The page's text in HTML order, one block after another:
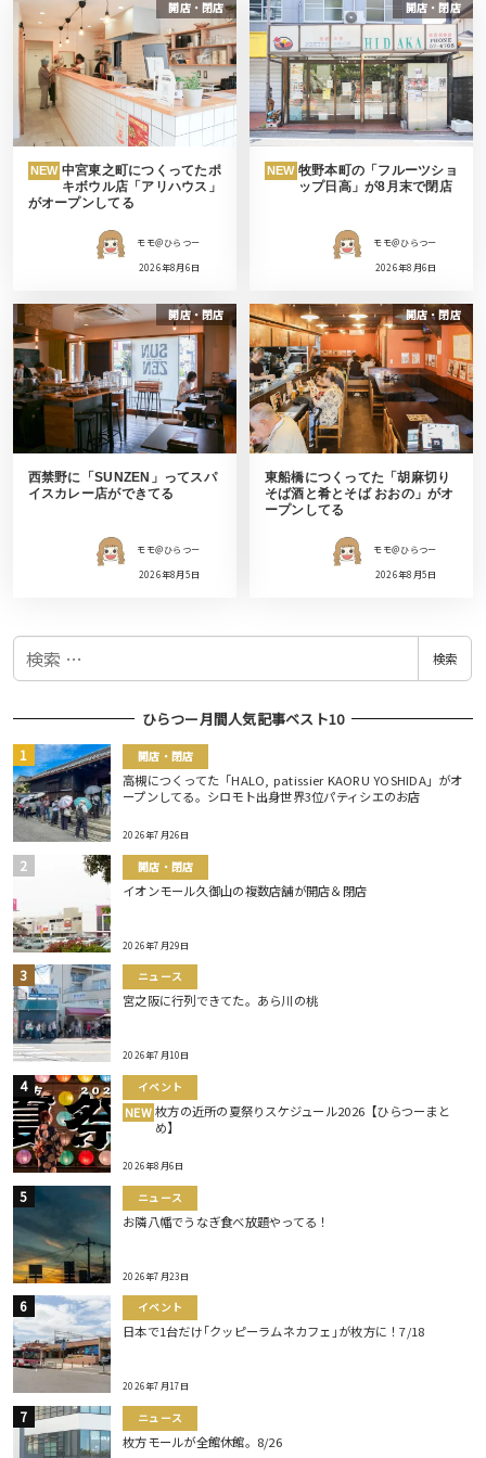
開店・閉店
NEW 中宮東之町につくってたポ
キボウル店「アリハウス」
がオープンしてる
モモ＠ひらつー
2026年8月6日
開店・閉店
NEW 牧野本町の「フルーツショ
ップ日高」が8月末で閉店
モモ＠ひらつー
2026年8月6日
開店・閉店
西禁野に「SUNZEN」ってスパ
イスカレー店ができてる
モモ＠ひらつー
2026年8月5日
開店・閉店
東船橋につくってた「胡麻切り
そば酒と肴とそば おおの」がオ
ープンしてる
モモ＠ひらつー
2026年8月5日
検
検索
ひらつー月間人気記事ベスト10
開店・閉店
高槻につくってた「HALO, patissier KAORU YOSHIDA」がオ
ープンしてる。シロモト出身世界3位パティシエのお店
2026年7月26日
開店・閉店
イオンモール久御山の複数店舗が開店＆閉店
2026年7月29日
ニュース
宮之阪に行列できてた。あら川の桃
2026年7月10日
イベント
NEW 枚方の近所の夏祭りスケジュール2026【ひらつーまと
め】
2026年8月6日
ニュース
お隣八幡でうなぎ食べ放題やってる！
2026年7月23日
イベント
日本で1台だけ｢クッピーラムネカフェ｣が枚方に！7/18
2026年7月17日
ニュース
枚方モールが全館休館。8/26